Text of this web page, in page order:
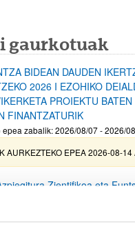
gaurkotuak
BIDEAN DAUDEN
2026 I EZOHIKO
PROIEKTU
FINANTZATURIK
epea zabalik: 2026/08/07 - 2026/
AURKEZTEKO EPEA 2026-08-14
Zientifikoa eta
laguntzak 2026